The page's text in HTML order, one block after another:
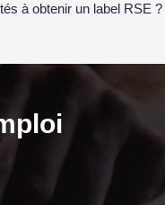
à obtenir un label RSE ?